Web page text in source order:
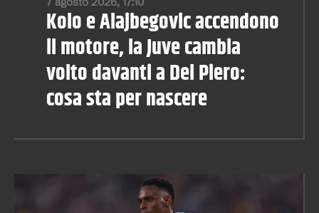
Kolo e Alajbegovic accendono
il motore, la Juve cambia
volto davanti a Del Piero:
cosa sta per nascere